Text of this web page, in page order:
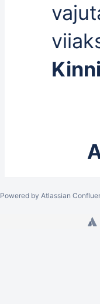
Powered by Atlassian